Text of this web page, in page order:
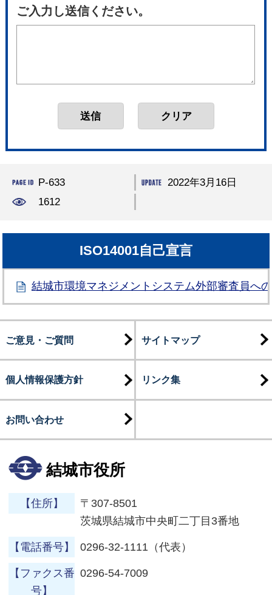
ご入力し送信ください。
P-633
2022年3月16日
1612
ISO14001自己宣言
結城市環境マネジメントシステム外部審査員へ
ご意見・ご質問 サイトマップ
個人情報保護方針 リンク集
お問い合わせ
結城市役所
【住所】
〒307-8501
茨城県結城市中央町二丁目3番地
【電話番号】 0296-32-1111（代表）
【ファクス番
号】
0296-54-7009